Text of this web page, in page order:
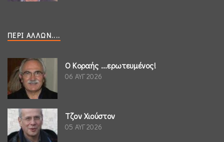
ΠΕΡΊ ΆΛΛΩΝ....
Ο Κοραής ...ερωτευμένος!
06 ΑΥΓ 2026
Τζον Χιούστον
05 ΑΥΓ 2026